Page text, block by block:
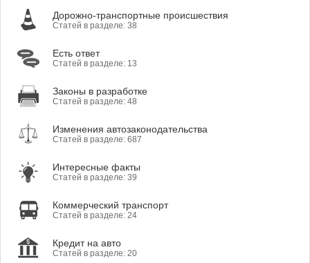
Дорожно-транспортные происшествия
Статей в разделе: 38
Есть ответ
Статей в разделе: 13
Законы в разработке
Статей в разделе: 48
Изменения автозаконодательства
Статей в разделе: 687
Интересные факты
Статей в разделе: 39
Коммерческий транспорт
Статей в разделе: 24
Кредит на авто
Статей в разделе: 20